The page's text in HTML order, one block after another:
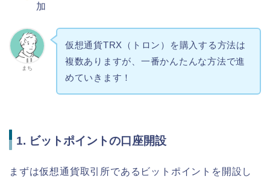
加
まち
仮想通貨TRX（トロン）を購入する方法は
複数ありますが、一番かんたんな方法で進
めていきます！
1. ビットポイントの口座開設
まずは仮想通貨取引所であるビットポイントを開設し